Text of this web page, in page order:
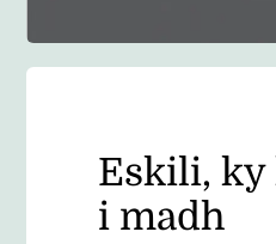
Eskili, ky
i madh